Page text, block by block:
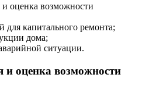
оценка возможности
для капитального ремонта;
дома;
ситуации.
и оценка возможности